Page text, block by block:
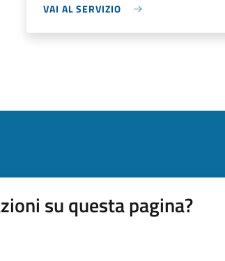
VAI AL SERVIZIO
su questa pagina?